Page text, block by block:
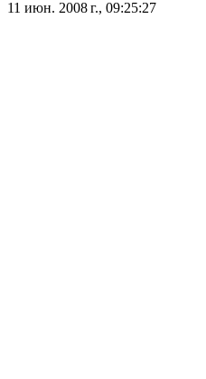
11 июн. 2008 г., 09:25:27